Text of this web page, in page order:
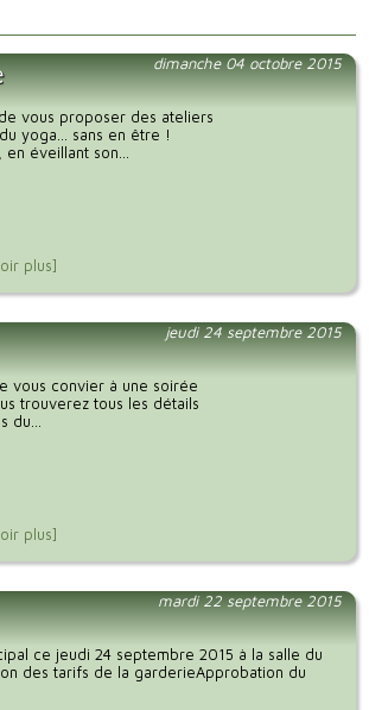
dimanche 04 octobre 2015
vous proposer des ateliers
yoga… sans en être !
éveillant son...
plus]
jeudi 24 septembre 2015
vous convier à une soirée
trouverez tous les détails
du...
plus]
mardi 22 septembre 2015
ce jeudi 24 septembre 2015 à la salle du
des tarifs de la garderieApprobation du